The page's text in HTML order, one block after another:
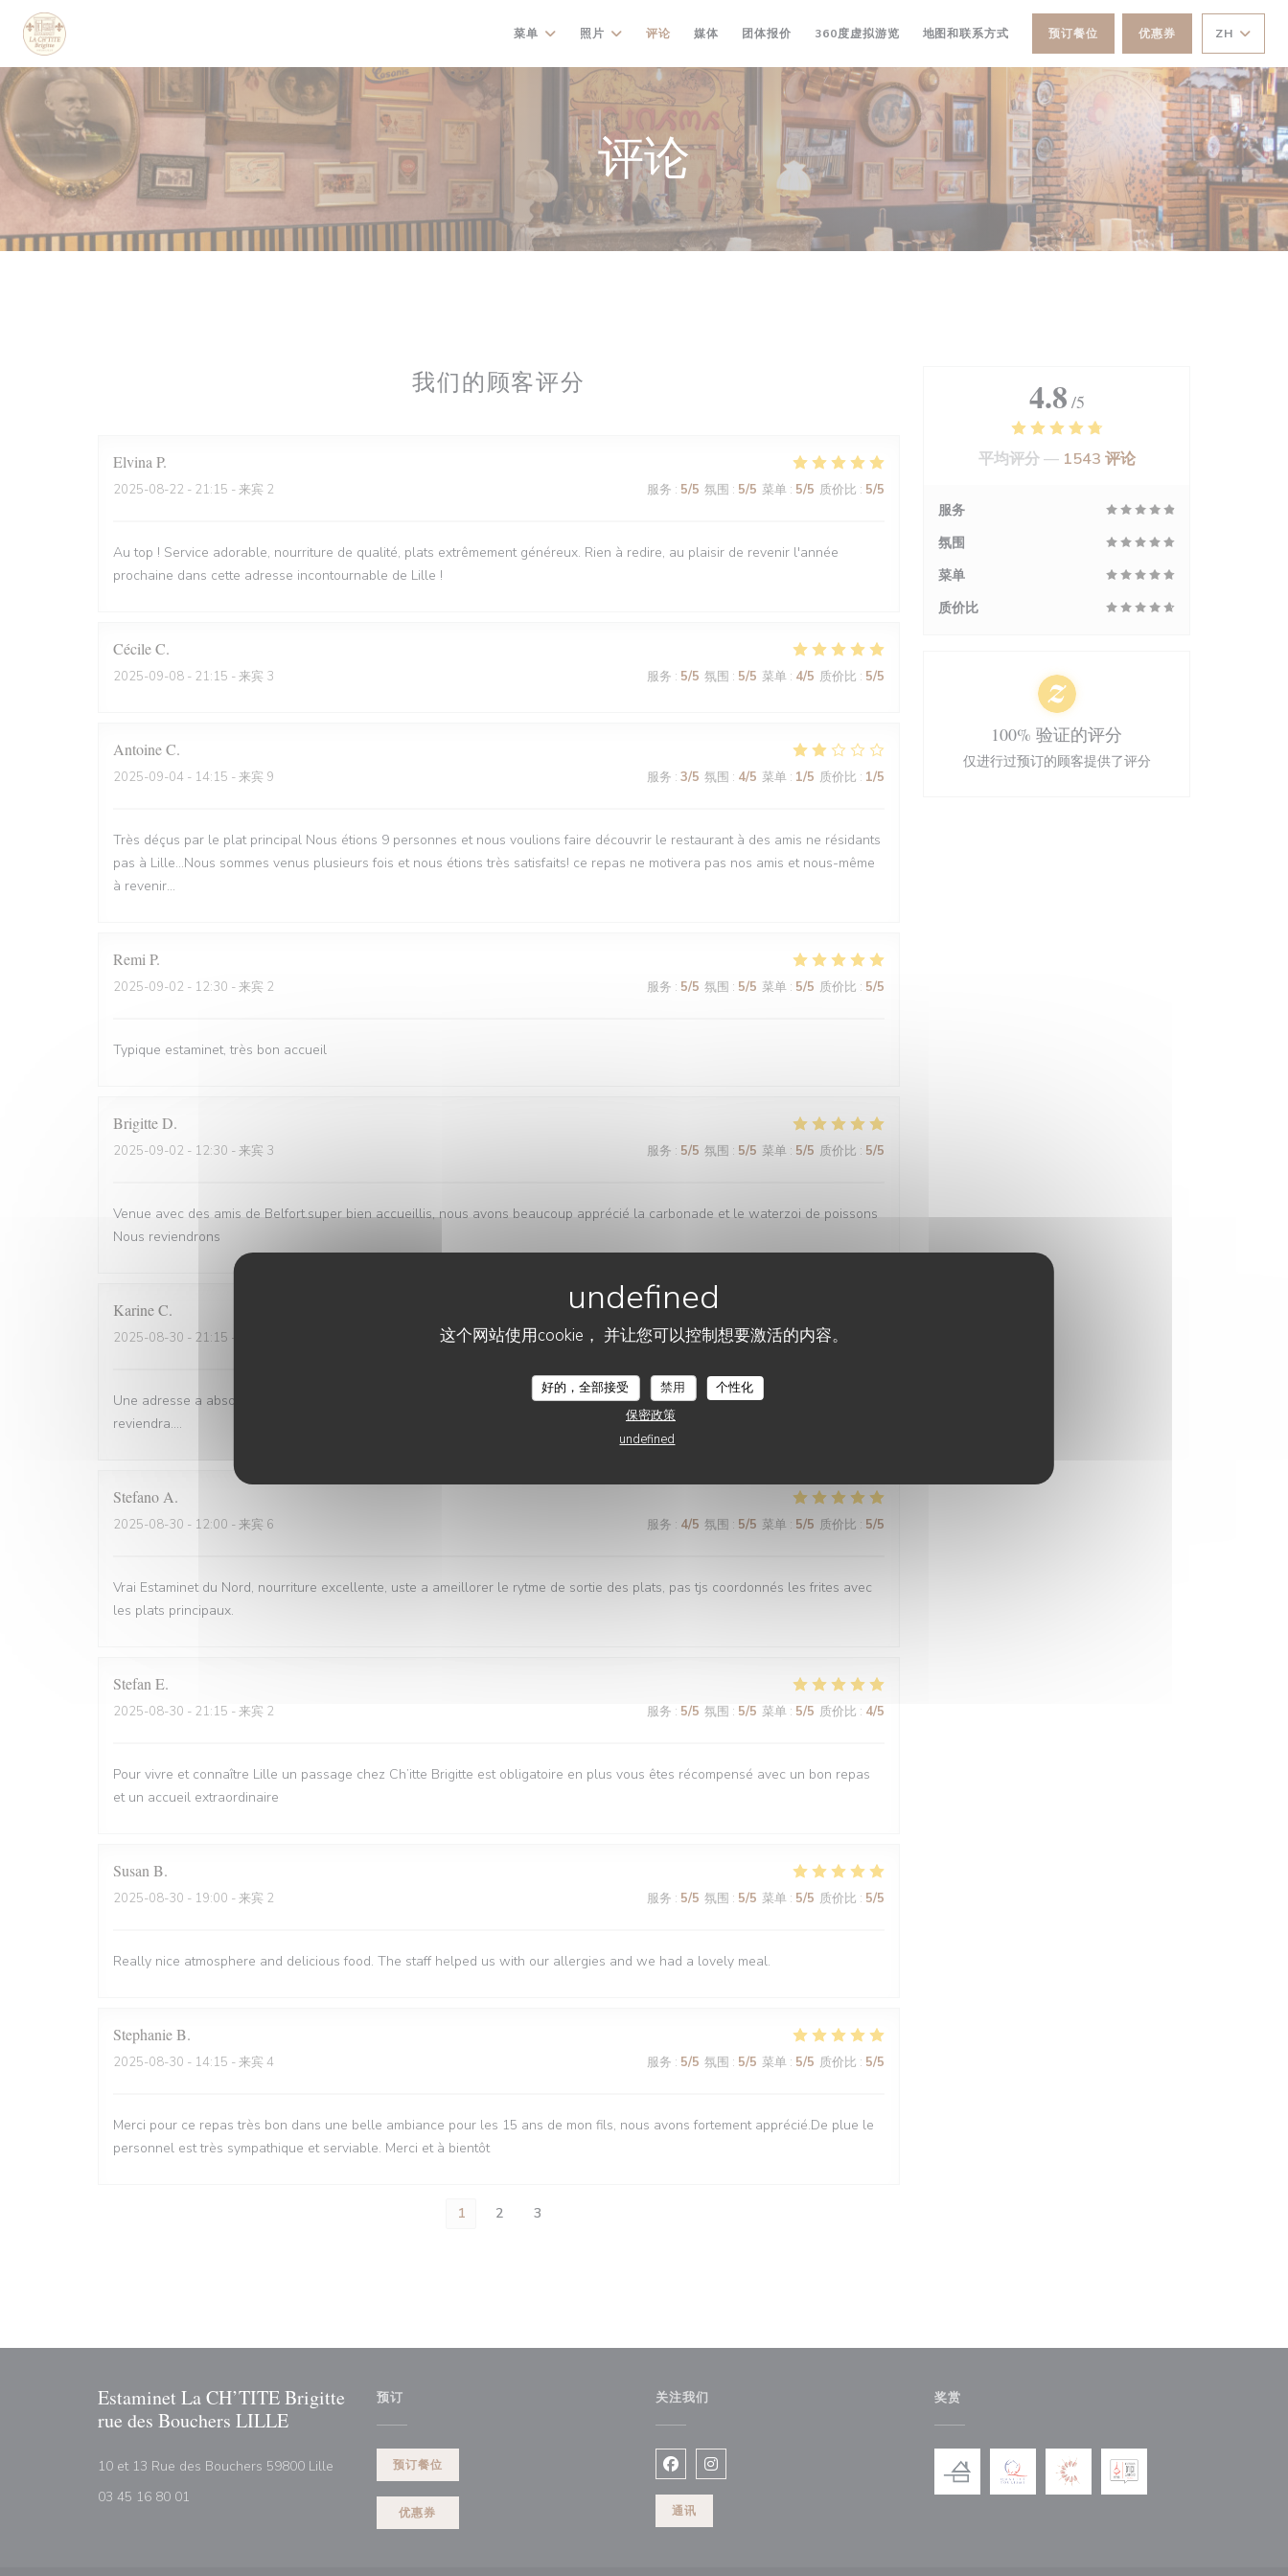
Cookie管理面板
这个网站使用cookie， 并让您可以控制想要激活的内容。
好的，全部接受 禁用
个性化
保密政策
undefined
菜单 照片 评论 媒体 团体报价((在新窗口中打开))
360度虚拟游览((在新窗口中打开))
地图和联系方式 预订餐位 优惠券 ZH
评论
我们的顾客评分
Elvina P
2025-08-22 - 21:15 - 来宾 2 服务 : 5/5 氛围 : 5/5 菜单 : 5/5 质价比 : 5/5
Au top ! Service adorable, nourriture de qualité, plats extrêmement généreux. Rien à redire, au plaisir de revenir l'année
prochaine dans cette adresse incontournable de Lille !
CécileC
2025-09-08 - 21:15 - 来宾 3 服务 : 5/5 氛围 : 5/5 菜单 : 4/5 质价比 : 5/5
AntoineC
2025-09-04 - 14:15 - 来宾 9 服务 : 3/5 氛围 : 4/5 菜单 : 1/5 质价比 : 1/5
Très déçus par le plat principal Nous étions 9 personnes et nous voulions faire découvrir le restaurant à des amis ne résidants
pas à Lille...Nous sommes venus plusieurs fois et nous étions très satisfaits! ce repas ne motivera pas nos amis et nous-même
à revenir...
Remi P
2025-09-02 - 12:30 - 来宾 2 服务 : 5/5 氛围 : 5/5 菜单 : 5/5 质价比 : 5/5
Typique estaminet, très bon accueil
BrigitteD
2025-09-02 - 12:30 - 来宾 3 服务 : 5/5 氛围 : 5/5 菜单 : 5/5 质价比 : 5/5
Venue avec des amis de Belfort.super bien accueillis, nous avons beaucoup apprécié la carbonade et le waterzoi de poissons
Nous reviendrons
KarineC
2025-08-30 - 21:15 - 来宾 4 服务:5/5 氛围:5/5 菜单:5/5 质价比
Une adresse a absolument découvrir ! Une ambiance,des plats tous délicieux,un personnel attentionné et réactif !! On
reviendra....
Stefano A
2025-08-30 - 12:00 - 来宾 6 服务 : 4/5 氛围 : 5/5 菜单 : 5/5 质价比 : 5/5
Vrai Estaminet du Nord, nourriture excellente, uste a ameillorer le rytme de sortie des plats, pas tjs coordonnés les frites avec
les plats principaux.
Stefan E
2025-08-30 - 21:15 - 来宾 2 服务 : 5/5 氛围 : 5/5 菜单 : 5/5 质价比 : 4/5
Pour vivre et connaître Lille un passage chez Ch’itte Brigitte est obligatoire en plus vous êtes récompensé avec un bon repas
et un accueil extraordinaire
Susan B
2025-08-30 - 19:00 - 来宾 2 服务 : 5/5 氛围 : 5/5 菜单 : 5/5 质价比 : 5/5
Really nice atmosphere and delicious food. The staff helped us with our allergies and we had a lovely meal.
StephanieB
2025-08-30 - 14:15 - 来宾 4 服务 : 5/5 氛围 : 5/5 菜单 : 5/5 质价比 : 5/5
Merci pour ce repas très bon dans une belle ambiance pour les 15 ans de mon fils, nous avons fortement apprécié.De plue le
personnel est très sympathique et serviable. Merci et à bientôt
1 2 3
4.8 /5
平均评分 — 1543 评论
服务
氛围
菜单
质价比
100% 验证的评分
仅进行过预订的顾客提供了评分
Estaminet La CH’TITE Brigitte
rue des Bouchers LILLE
10 et 13 Rue des Bouchers 59800 Lille ((在新窗口中打开))
03 45 16 80 01
预订
预订餐位
优惠券
关注我们
Facebook ((在新窗口中打开))
Instagram ((在新窗口中打开))
通讯
奖赏